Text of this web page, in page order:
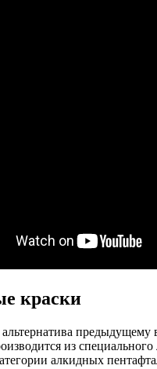
краски
предыдущему
из специального
алкидных